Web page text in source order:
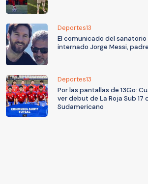
Deportes13
El comunicado del
internado Jorge Messi,
Deportes13
Por las pantallas de 13Go:
ver debut de La Roja Sub 17
Sudamericano